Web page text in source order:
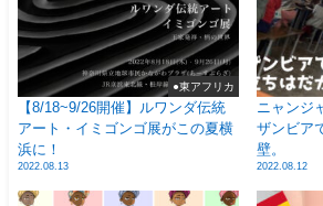
●東アフリカ
【8/18~9/26開催】ルワンダ伝統
アート・イミゴンゴ展がこの夏横
浜に！
2022.08.13
ニャンジ
ザンビア
壁。
2022.08.12